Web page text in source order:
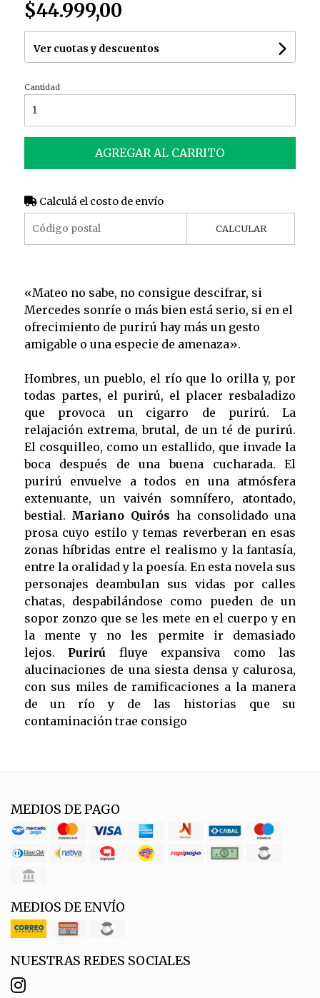
$44.999,00
Ver cuotas y descuentos
Cantidad
AGREGAR AL CARRITO
Calculá el costo de envío
CALCULAR
«Mateo no sabe, no consigue descifrar, si
Mercedes sonríe o más bien está serio, si en el
ofrecimiento de purirú hay más un gesto
amigable o una especie de amenaza».
Hombres, un pueblo, el río que lo orilla y, por
todas partes, el purirú, el placer resbaladizo
que provoca un cigarro de purirú. La
relajación extrema, brutal, de un té de purirú.
El cosquilleo, como un estallido, que invade la
boca después de una buena cucharada. El
purirú envuelve a todos en una atmósfera
extenuante, un vaivén somnífero, atontado,
bestial. Mariano Quirós ha consolidado una
prosa cuyo estilo y temas reverberan en esas
zonas híbridas entre el realismo y la fantasía,
entre la oralidad y la poesía. En esta novela sus
personajes deambulan sus vidas por calles
chatas, despabilándose como pueden de un
sopor zonzo que se les mete en el cuerpo y en
la mente y no les permite ir demasiado
lejos. Purirú fluye expansiva como las
alucinaciones de una siesta densa y calurosa,
con sus miles de ramificaciones a la manera
de un río y de las historias que su
contaminación trae consigo
MEDIOS DE PAGO
MEDIOS DE ENVÍO
NUESTRAS REDES SOCIALES